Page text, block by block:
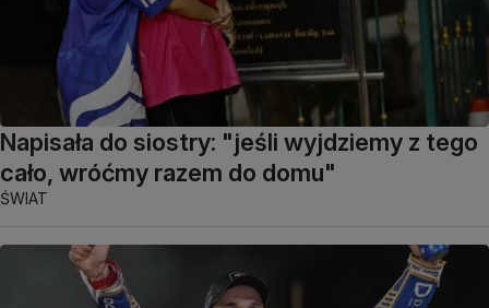
Napisała do siostry: "jeśli wyjdziemy z tego
cało, wróćmy razem do domu"
ŚWIAT